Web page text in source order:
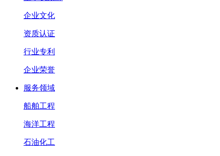
企业文化
资质认证
行业专利
企业荣誉
服务领域
船舶工程
海洋工程
石油化工